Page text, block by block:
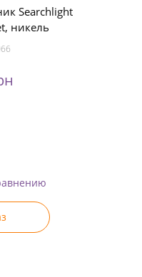
Searchlight
никель